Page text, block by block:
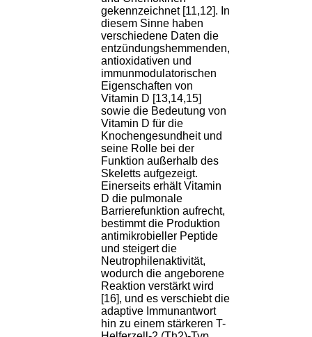
gekennzeichnet [11,12]. In
diesem Sinne haben
verschiedene Daten die
entzündungshemmenden,
antioxidativen und
immunmodulatorischen
Eigenschaften von
Vitamin D [13,14,15]
sowie die Bedeutung von
Vitamin D für die
Knochengesundheit und
seine Rolle bei der
Funktion außerhalb des
Skeletts aufgezeigt.
Einerseits erhält Vitamin
D die pulmonale
Barrierefunktion aufrecht,
bestimmt die Produktion
antimikrobieller Peptide
und steigert die
Neutrophilenaktivität,
wodurch die angeborene
Reaktion verstärkt wird
[16], und es verschiebt die
adaptive Immunantwort
hin zu einem stärkeren T-